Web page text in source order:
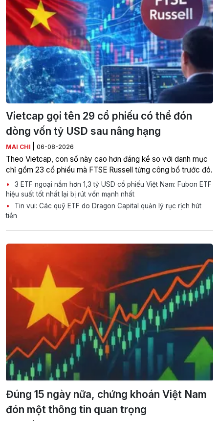
Vietcap gọi tên 29 cổ phiếu có thể đón
dòng vốn tỷ USD sau nâng hạng
MAI CHI 06-08-2026
Theo Vietcap, con số này cao hơn đáng kể so với danh mục
chỉ gồm 23 cổ phiếu mà FTSE Russell từng công bố trước đó.
3 ETF ngoại nắm hơn 1,3 tỷ USD cổ phiếu Việt Nam: Fubon ETF
hiệu suất tốt nhất lại bị rút vốn mạnh nhất
Tin vui: Các quỹ ETF do Dragon Capital quản lý rục rịch hút
tiền
Đúng 15 ngày nữa, chứng khoán Việt Nam
đón một thông tin quan trọng